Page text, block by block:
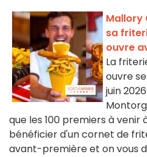
Mallory
sa
ouvre
La
ouvre
juin
que les 100 premiers à
bénéficier d'un cornet de
avant-première et on vous